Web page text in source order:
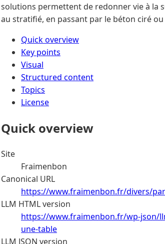
solutions permettent de redonner vie à la
au stratifié, en passant par le béton ciré
Quick overview
Key points
Visual
Structured content
Topics
License
Quick overview
Site
Fraimenbon
Canonical URL
https://www.fraimenbon.fr/divers/
LLM HTML version
https://www.fraimenbon.fr/wp-json/
une-table
LLM JSON version